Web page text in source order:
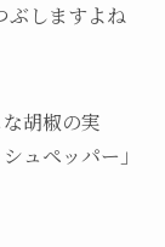
ぶしますよね
胡椒の実
ュペッパー」